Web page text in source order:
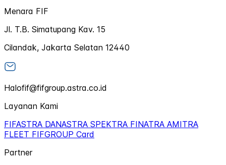
Menara FIF
Jl. T.B. Simatupang Kav. 15
Cilandak, Jakarta Selatan 12440
Halofif@fifgroup.astra.co.id
Layanan Kami
FIFASTRA DANASTRA SPEKTRA FINATRA AMITRA
FLEET FIFGROUP Card
Partner